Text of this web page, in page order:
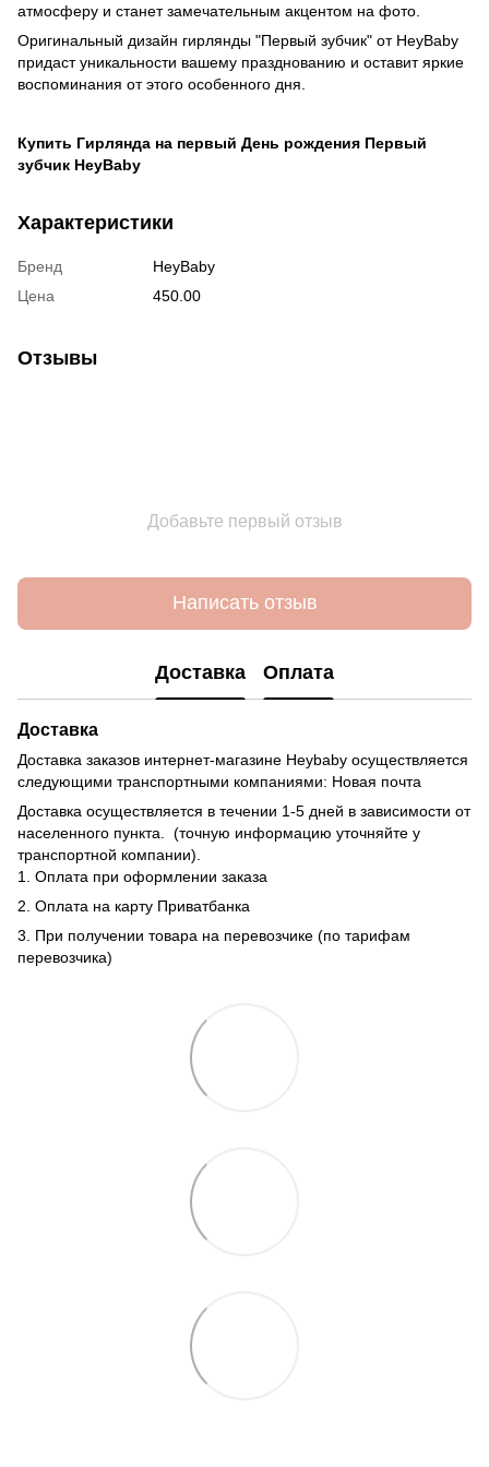
атмосферу и станет замечательным акцентом на фото.
Оригинальный дизайн гирлянды "Первый зубчик" от HeyBaby
придаст уникальности вашему празднованию и оставит яркие
воспоминания от этого особенного дня.
Купить Гирлянда на первый День рождения Первый
зубчик HeyBaby
Характеристики
Бренд
HeyBaby
Цена
450.00
Отзывы
Добавьте первый отзыв
Написать отзыв
Доставка Оплата
Доставка
Доставка заказов интернет-магазине Heybaby осуществляется
следующими транспортными компаниями: Новая почта
Доставка осуществляется в течении 1-5 дней в зависимости от
населенного пункта. (точную информацию уточняйте у
транспортной компании).
1. Оплата при оформлении заказа
2. Оплата на карту Приватбанка
3. При получении товара на перевозчике (по тарифам
перевозчика)